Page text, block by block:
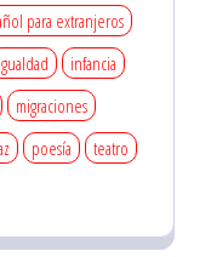
para extranjeros
igualdad
infancia
migraciones
poesía
teatro